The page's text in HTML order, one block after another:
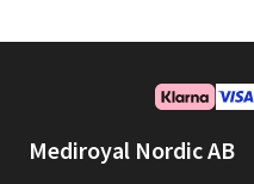
Mediroyal Nordic AB